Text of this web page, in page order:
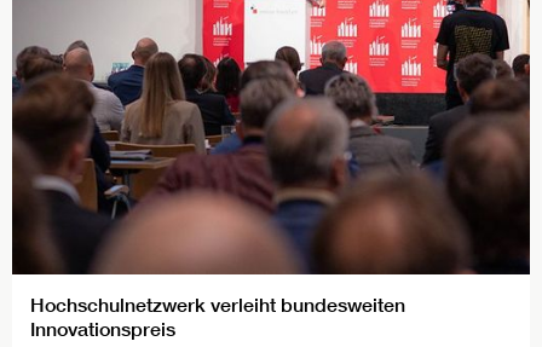
Hochschulnetzwerk verleiht bundesweiten
Innovationspreis